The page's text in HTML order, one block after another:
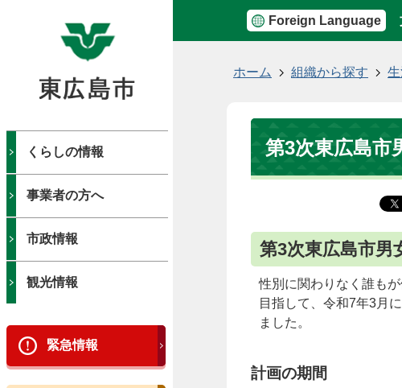
Foreign Language
くらしの情報
事業者の方へ
市政情報
観光情報
緊急情報
ホーム 組織から探す
第3次東広島市
第3次東広島市男
性別に関わりなく誰も
目指して、令和7年3月
ました。
計画の期間